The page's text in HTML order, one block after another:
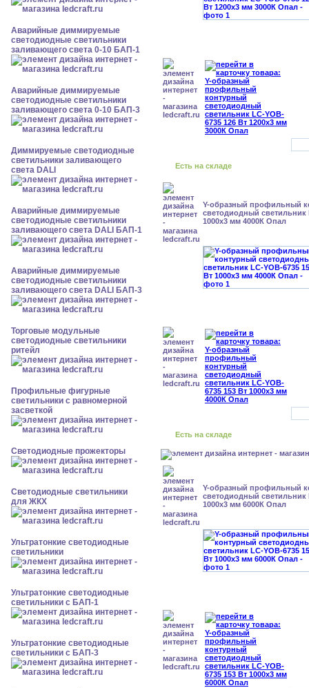
Аварийные диммируемые
светодиодные светильники
заливающего света 0-10 БАП-1
Аварийные диммируемые
светодиодные светильники
заливающего света 0-10 БАП-3
Диммируемые светодиодные
светильники заливающего
света DALI
Аварийные диммируемые
светодиодные светильники
заливающего света DALI БАП-1
Аварийные диммируемые
светодиодные светильники
заливающего света DALI БАП-3
Торговые модульные
светодиодные светильники
ритейл
Профильные фигурные
светильники с равномерной
засветкой
Светодиодные прожекторы
Светодиодные светильники
для ЖКХ
Ультратонкие светодиодные
светильники
Ультратонкие светодиодные
светильники с БАП-1
Ультратонкие светодиодные
светильники с БАП-3
Есть на складе
Y-образный профильный
cветодиодный светильник
1000x3 мм 4000К Опал
Есть на складе
Y-образный профильный
cветодиодный светильник
1000x3 мм 6000К Опал